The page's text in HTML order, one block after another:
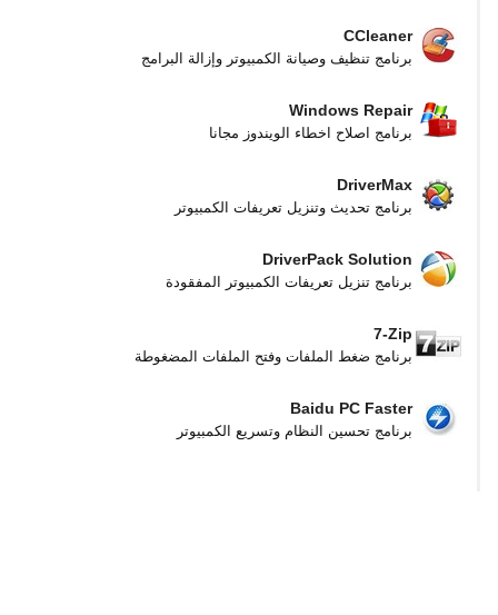
CCleaner
برنامج تنظيف وصيانة الكمبيوتر وإزالة البرامج
Windows Repair
برنامج اصلاح اخطاء الويندوز مجانا
DriverMax
برنامج تحديث وتنزيل تعريفات الكمبيوتر
DriverPack Solution
برنامج تنزيل تعريفات الكمبيوتر المفقودة
7-Zip
برنامج ضغط الملفات وفتح الملفات المضغوطة
Baidu PC Faster
برنامج تحسين النظام وتسريع الكمبيوتر